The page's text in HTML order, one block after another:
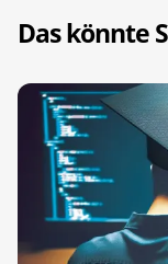
Das könnte